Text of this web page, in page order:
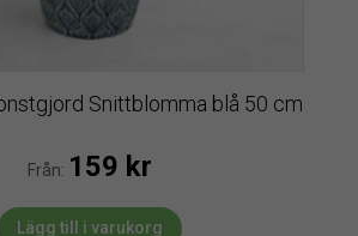
Snittblomma blå 50 cm
Från: 159 kr
Lägg till i varukorg